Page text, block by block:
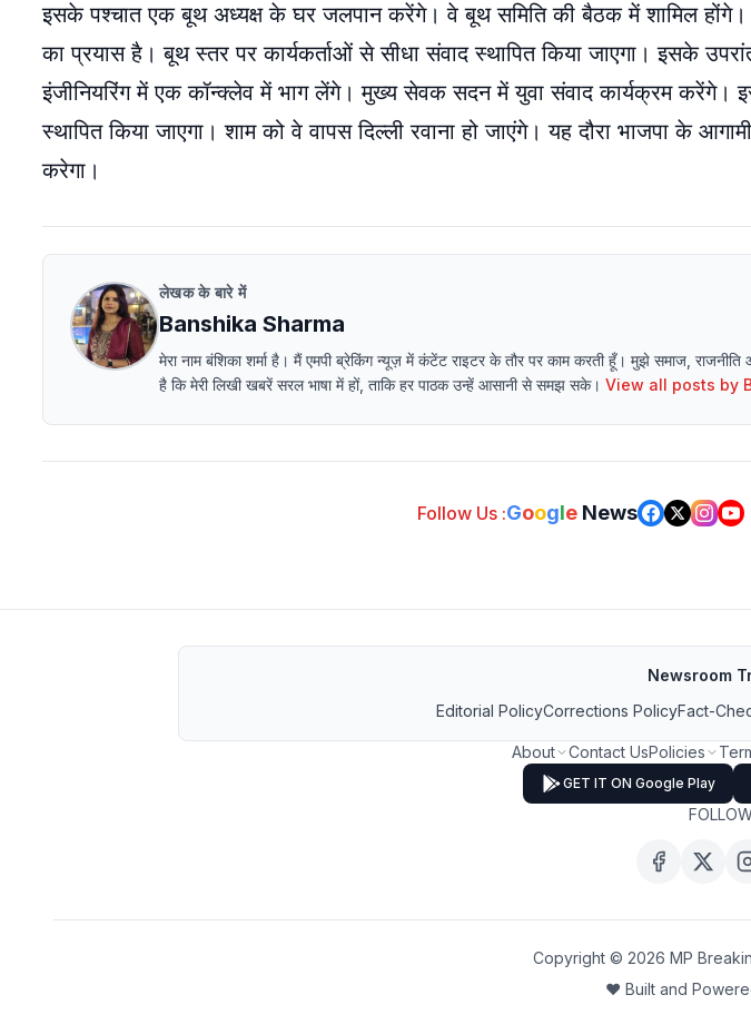
इसके पश्चात एक बूथ अध्यक्ष के घर जलपान करेंगे। वे बूथ समिति की बैठक में शामिल
का प्रयास है। बूथ स्तर पर कार्यकर्ताओं से सीधा संवाद स्थापित किया जाएगा। इसके
इंजीनियरिंग में एक कॉन्क्लेव में भाग लेंगे। मुख्य सेवक सदन में युवा संवाद कार्यक्रम करेंगे।
स्थापित किया जाएगा। शाम को वे वापस दिल्ली रवाना हो जाएंगे। यह दौरा भाजपा के
करेगा।
लेखक के बारे में
Banshika Sharma
मेरा नाम बंशिका शर्मा है। मैं एमपी ब्रेकिंग न्यूज़ में कंटेंट राइटर के तौर पर काम करती हूँ। मुझे समाज,
है कि मेरी लिखी खबरें सरल भाषा में हों, ताकि हर पाठक उन्हें आसानी से समझ सके। View all posts by
Follow Us :Google News
Newsroom
Editorial PolicyCorrections PolicyFact-
About Contact UsPolicies
GET IT ON Google Play
Copyright © 2026 MP
❤️ Built and